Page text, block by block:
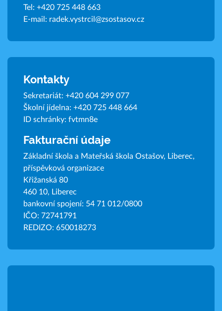
Tel: +420 725 448 663
E-mail: radek.vystrcil@zsostasov.cz
Kontakty
Sekretariát: +420 604 299 077
Školní jídelna: +420 725 448 664
ID schránky: fvtmn8e
Fakturační údaje
Základní škola a Mateřská škola Ostašov, Liberec,
příspěvková organizace
Křižanská 80
460 10, Liberec
bankovní spojení: 54 71 012/0800
IČO: 72741791
REDIZO: 650018273